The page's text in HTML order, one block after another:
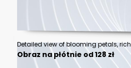
Obraz na płótnie od 128 zł